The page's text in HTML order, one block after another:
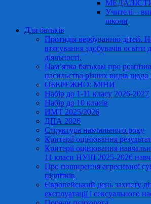
Учителі –
школи
Для батьків
Протидія вербуванню дітей.
втягування здобувачів освіти
діяльності.
Пам’ятка батькам про
насильства різних видів щодо
ОБЕРЕЖНО: МІНИ
Набір до 1-11 класу 2026-2027
Набір до 10 класів
НМТ 2025/2026
ДПА 2026
Структура навчального року
Критерії оцінювання
Критерії оцінювання
11 класи НУШ 2025-2026
Про поширення агресивної
підлітків
Європейський день захисту
експлуатації і сексуального